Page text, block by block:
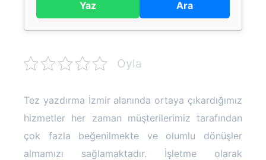
Yaz
Ara
Oyla
Tez yazdırma İzmir alanında ortaya çıkardığımız
hizmetler her zaman müşterilerimiz tarafından
çok fazla beğenilmekte ve olumlu dönüşler
almamızı sağlamaktadır. İşletme olarak